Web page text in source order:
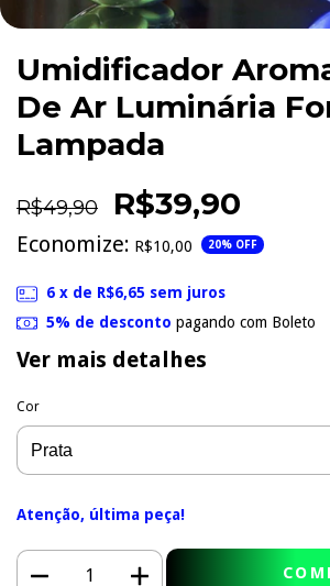
Umidificador
De Ar Luminária
Lampada
R$49,90 R$39,90
Economize: R$10,00 20% OFF
6 x de R$6,65 sem juros
5% de desconto pagando com Boleto
Ver mais detalhes
Cor
Atenção, última peça!